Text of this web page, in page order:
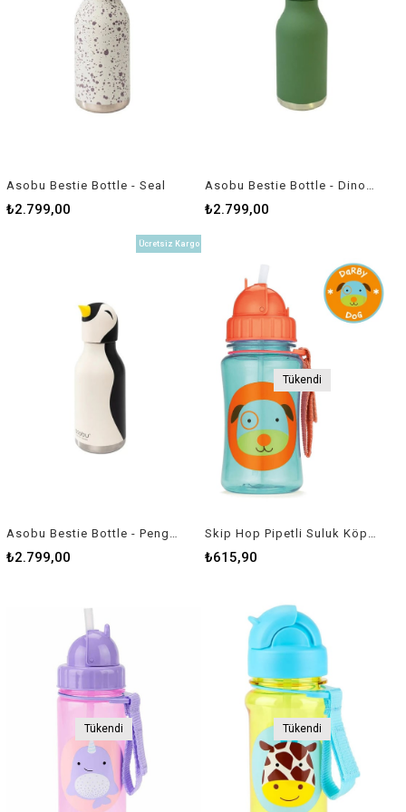
Asobu Bestie Bottle - Seal
₺2.799,00 ₺2.799,00
Asobu Bestie Bottle - Penguin
₺2.799,00
Ücretsiz Kargo
Tükendi
Skip Hop Pipetli Suluk Köpek
₺615,90
Tükendi Tükendi